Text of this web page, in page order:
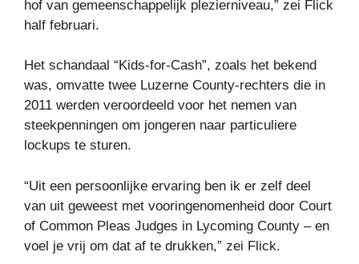
hof van gemeenschappelijk plezierniveau,” zei Flick
half februari.
Het schandaal “Kids-for-Cash”, zoals het bekend
was, omvatte twee Luzerne County-rechters die in
2011 werden veroordeeld voor het nemen van
steekpenningen om jongeren naar particuliere
lockups te sturen.
“Uit een persoonlijke ervaring ben ik er zelf deel
van uit geweest met vooringenomenheid door Court
of Common Pleas Judges in Lycoming County – en
voel je vrij om dat af te drukken,” zei Flick.